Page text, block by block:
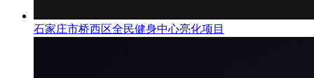
石家庄市桥西区全民健身中心亮化项目